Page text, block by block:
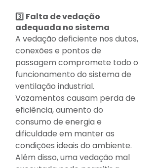
3️⃣ Falta de vedação
adequada no sistema
A vedação deficiente nos dutos,
conexões e pontos de
passagem compromete todo o
funcionamento do sistema de
ventilação industrial.
Vazamentos causam perda de
eficiência, aumento do
consumo de energia e
dificuldade em manter as
condições ideais do ambiente.
Além disso, uma vedação mal